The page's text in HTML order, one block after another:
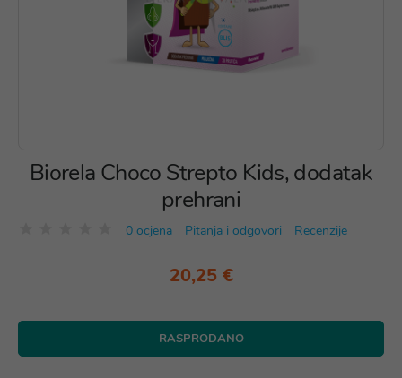
Biorela Choco Strepto Kids, dodatak
prehrani
0 ocjena Pitanja i odgovori Recenzije
20,25 €
RASPRODANO